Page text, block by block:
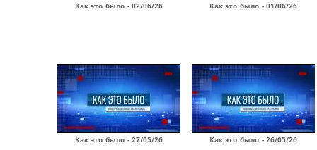
Как это было - 02/06/26 Как это было - 01/06/26
Как это было - 27/05/26 Как это было - 26/05/26